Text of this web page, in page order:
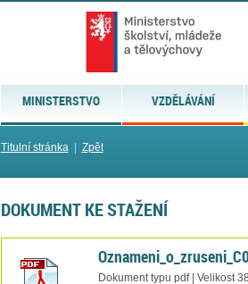
MINISTERSTVO VZDĚLÁVÁNÍ
Titulní stránka| Zpět
DOKUMENT KE STAŽENÍ
Dokument typu pdf | Velikost